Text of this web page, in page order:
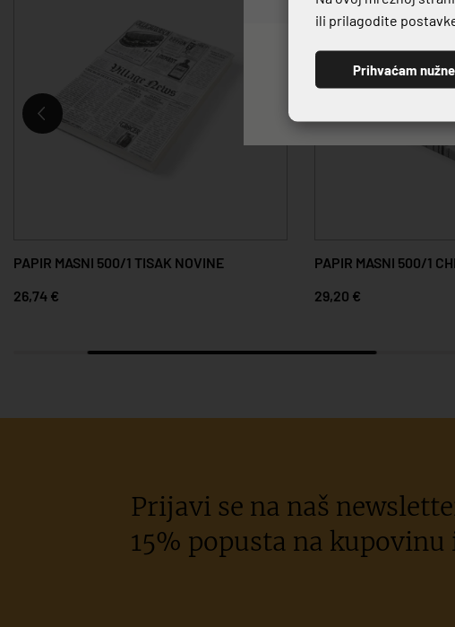
PAPIR MASNI 500/1 TISAK NOVINE
26,74 €
PAPIR MASNI 500/1
29,20 €
Prijavi se na naš
15% popusta na
ili prilagodite
Prihvaćam nužne